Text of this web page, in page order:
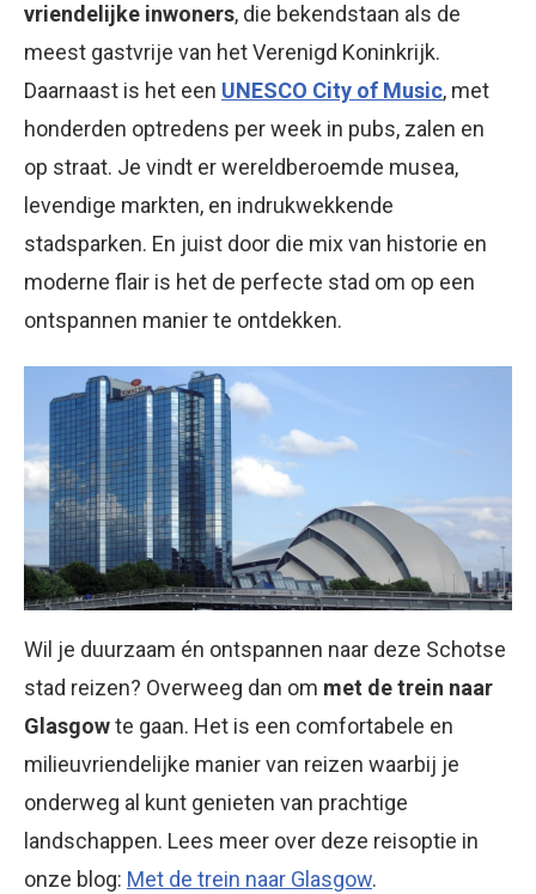
vriendelijke inwoners, die bekendstaan als de
meest gastvrije van het Verenigd Koninkrijk.
Daarnaast is het een UNESCO City of Music, met
honderden optredens per week in pubs, zalen en
op straat. Je vindt er wereldberoemde musea,
levendige markten, en indrukwekkende
stadsparken. En juist door die mix van historie en
moderne flair is het de perfecte stad om op een
ontspannen manier te ontdekken.
Wil je duurzaam én ontspannen naar deze Schotse
stad reizen? Overweeg dan om met de trein naar
Glasgowte gaan. Het is een comfortabele en
milieuvriendelijke manier van reizen waarbij je
onderweg al kunt genieten van prachtige
landschappen. Lees meer over deze reisoptie in
onze blog: Met de trein naar Glasgow.